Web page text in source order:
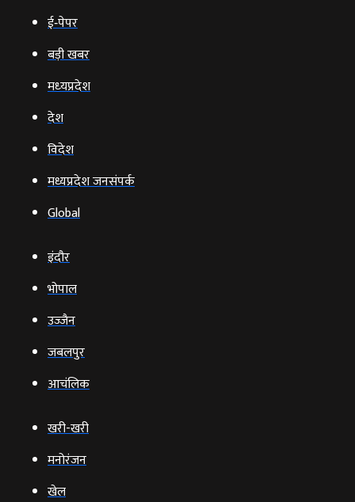
ई‑पेपर
बड़ी खबर
मध्‍यप्रदेश
देश
विदेश
मध्यप्रदेश जनसंपर्क
Global
इंदौर
भोपाल
उज्‍जैन
जबलपुर
आचंलिक
खरी-खरी
मनोरंजन
खेल